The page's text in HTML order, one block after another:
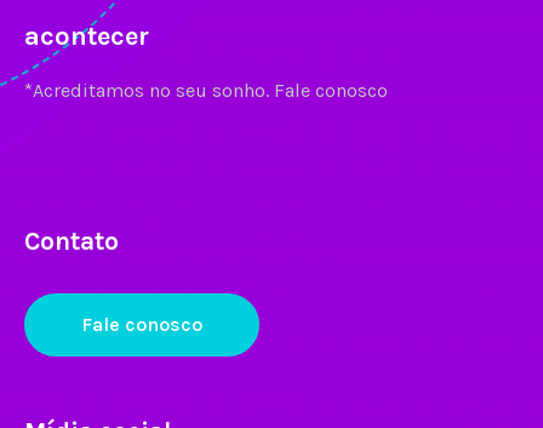
acontecer
*Acreditamos no seu sonho. Fale conosco
Contato
Fale conosco